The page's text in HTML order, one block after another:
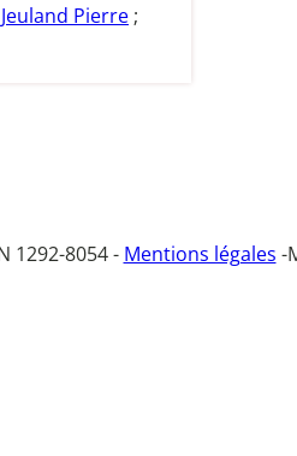
Jeuland Pierre ;
1292-8054 - Mentions légales -